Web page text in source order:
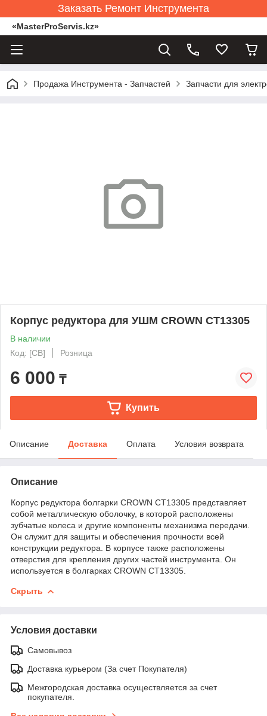
Заказать Ремонт Инструмента
«MasterProServis.kz»
Продажа Инструмента - Запчастей Запчасти для
Корпус редуктора для УШМ CROWN CT13305
В наличии
Код: [CB]
Розница
6 000 ₸
Купить
Описание Доставка Оплата Условия возврата
Описание
Корпус редуктора болгарки CROWN CT13305 представляет
собой металлическую оболочку, в которой расположены
зубчатые колеса и другие компоненты механизма передачи.
Он служит для защиты и обеспечения прочности всей
конструкции редуктора. В корпусе также расположены
отверстия для крепления других частей инструмента. Он
используется в болгарках CROWN CT13305.
Скрыть
Условия доставки
Самовывоз
Доставка курьером (За счет Покупателя)
Межгородская доставка осуществляется за счет
покупателя.